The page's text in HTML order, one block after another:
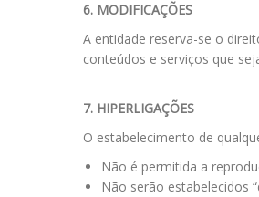
6. MODIFICAÇÕES
A entidade reserva-se o
conteúdos e serviços que
7. HIPERLIGAÇÕES
O estabelecimento de
Não é permitida a
Não serão estabelecidos